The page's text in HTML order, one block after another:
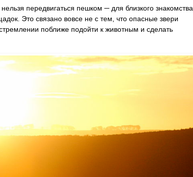
передвигаться пешком ─ для близкого знакомства
Это связано вовсе не с тем, что опасные звери
поближе подойти к животным и сделать